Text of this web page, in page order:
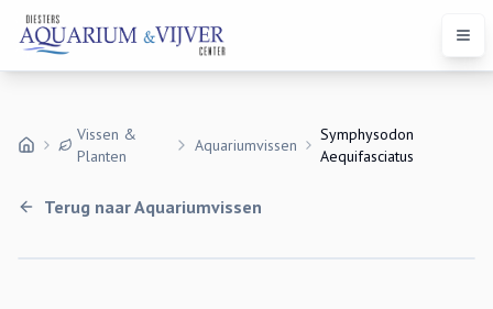
Vissen &
Planten
Aquariumvissen
Symphysodon
Aequifasciatus
Terug naarAquariumvissen